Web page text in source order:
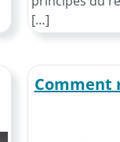
[…]
Comment